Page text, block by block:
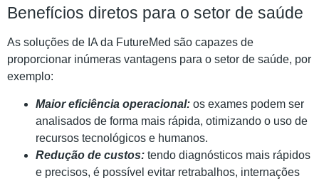
Benefícios diretos para o setor de saúde
As soluções de IA da FutureMed são capazes de
proporcionar inúmeras vantagens para o setor de saúde, por
exemplo:
Maior eficiência operacional: os exames podem ser
analisados de forma mais rápida, otimizando o uso de
recursos tecnológicos e humanos.
Redução de custos: tendo diagnósticos mais rápidos
e precisos, é possível evitar retrabalhos, internações